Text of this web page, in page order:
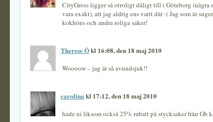
CityGross ligger så otroligt dåligt till i Göteborg (några
vara exakt), att jag aldrig ens varit där :( Jag som är
kokhöns och andra roliga saker!
Therese Ökl 16:08, den 18 maj 2010
Woooow – jag är så avundsjuk!!
carolina kl 17:12, den 18 maj 2010
hade ni liksom också 25% rabatt på stycksaker från Gb